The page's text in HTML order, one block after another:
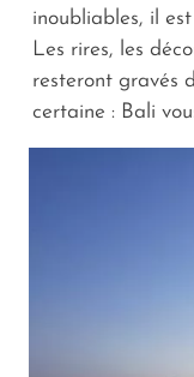
inoubliables, il
Les rires, les
resteront gravés
certaine : Bali